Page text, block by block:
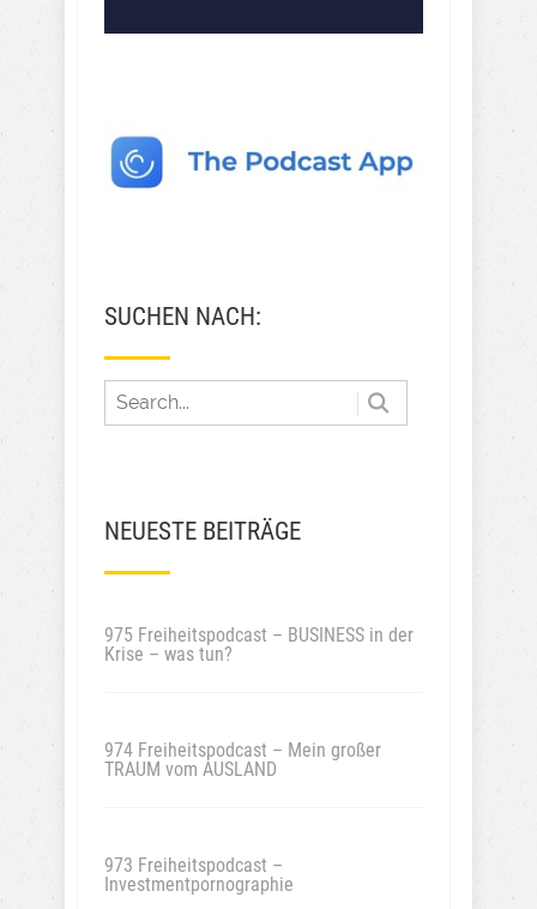
SUCHEN NACH:
NEUESTE BEITRÄGE
975 Freiheitspodcast – BUSINESS in der
Krise – was tun?
974 Freiheitspodcast – Mein großer
TRAUM vom AUSLAND
973 Freiheitspodcast –
Investmentpornographie